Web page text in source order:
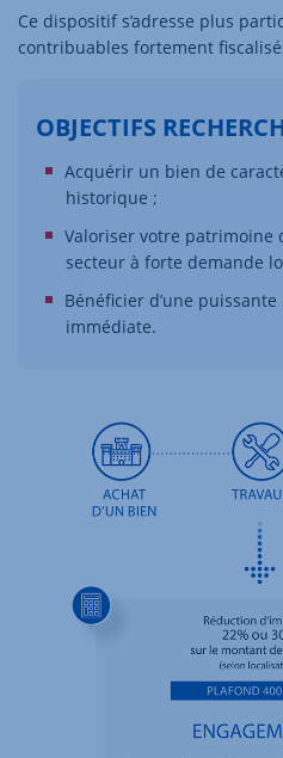
Ce dispositif s’adresse plus
contribuables fortement
OBJECTIFS
Acquérir un bien de
historique ;
Valoriser votre patrimoine
secteur à forte demande
Bénéficier d’une
immédiate.